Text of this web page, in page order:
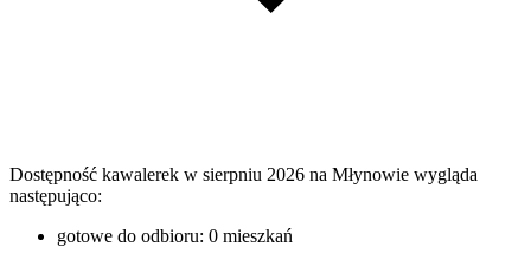
Dostępność kawalerek w sierpniu 2026 na Młynowie wygląda
następująco:
gotowe do odbioru: 0 mieszkań